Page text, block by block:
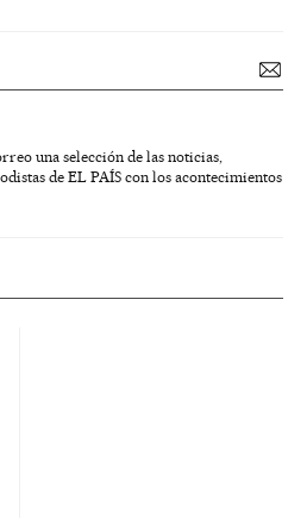
una selección de las noticias,
de EL PAÍS con los acontecimientos